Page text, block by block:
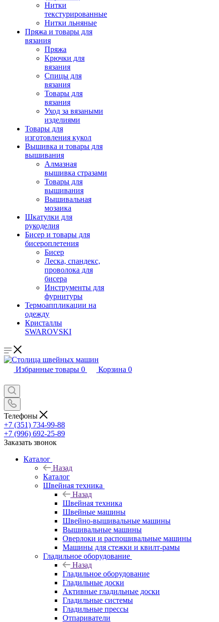
Нитки
текстурированные
Нитки льняные
Пряжа и товары для
вязания
Пряжа
Крючки для
вязания
Спицы для
вязания
Товары для
вязания
Уход за вязаными
изделиями
Товары для
изготовления кукол
Вышивка и товары для
вышивания
Алмазная
вышивка стразами
Товары для
вышивания
Вышивальная
мозаика
Шкатулки для
рукоделия
Бисер и товары для
бисероплетения
Бисер
Леска, спандекс,
проволока для
бисера
Инструменты для
фурнитуры
Термоаппликации на
одежду
Кристаллы
SWAROVSKI
Избранные товары 0 Корзина 0
Телефоны
+7 (351) 734-99-88
+7 (996) 692-25-89
Заказать звонок
Каталог
Назад
Каталог
Швейная техника
Назад
Швейная техника
Швейные машины
Швейно-вышивальные машины
Вышивальные машины
Оверлоки и распошивальные машины
Машины для стежки и квилт-рамы
Гладильное оборудование
Назад
Гладильное оборудование
Гладильные доски
Активные гладильные доски
Гладильные системы
Гладильные прессы
Отпариватели